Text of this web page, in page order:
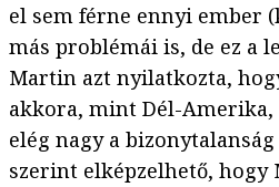
el sem férne ennyi ember
más problémái is, de ez a
Martin azt nyilatkozta,
akkora, mint Dél-
elég nagy a
szerint elképzelhető, hogy